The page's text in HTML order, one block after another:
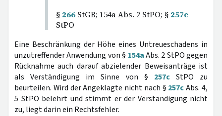
§ 266 StGB; 154a Abs. 2 StPO; § 257c
StPO
Eine Beschränkung der Höhe eines Untreueschadens in
unzutreffender Anwendung von § 154aAbs. 2 StPO gegen
Rücknahme auch darauf abzielender Beweisanträge ist
als Verständigung im Sinne von § 257cStPO zu
beurteilen. Wird der Angeklagte nicht nach § 257cAbs. 4,
5 StPO belehrt und stimmt er der Verständigung nicht
zu, liegt darin ein Rechtsfehler.